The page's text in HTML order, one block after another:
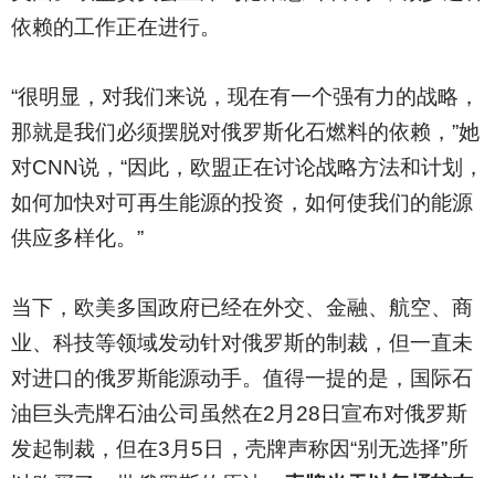
依赖的工作正在进行。
“很明显，对我们来说，现在有一个强有力的战略，
那就是我们必须摆脱对俄罗斯化石燃料的依赖，”她
对CNN说，“因此，欧盟正在讨论战略方法和计划，
如何加快对可再生能源的投资，如何使我们的能源
供应多样化。”
当下，欧美多国政府已经在外交、金融、航空、商
业、科技等领域发动针对俄罗斯的制裁，但一直未
对进口的俄罗斯能源动手。值得一提的是，国际石
油巨头壳牌石油公司虽然在2月28日宣布对俄罗斯
发起制裁，但在3月5日，壳牌声称因“别无选择”所